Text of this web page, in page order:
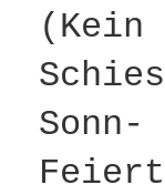
(Kein
Sonn-